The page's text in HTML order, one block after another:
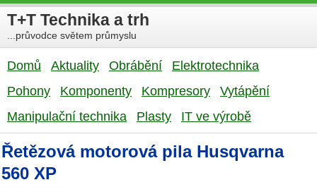
T+T Technika a trh
...průvodce světem průmyslu
Domů Aktuality Obrábění
Elektrotechnika
Pohony
Komponenty Kompresory
Vytápění
Manipulační technika
Plasty IT ve výrobě
Řetězová motorová pila Husqvarna
560 XP